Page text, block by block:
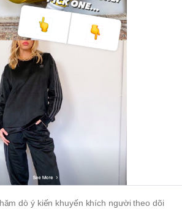
dò ý kiến ​​khuyến khích người theo dõi